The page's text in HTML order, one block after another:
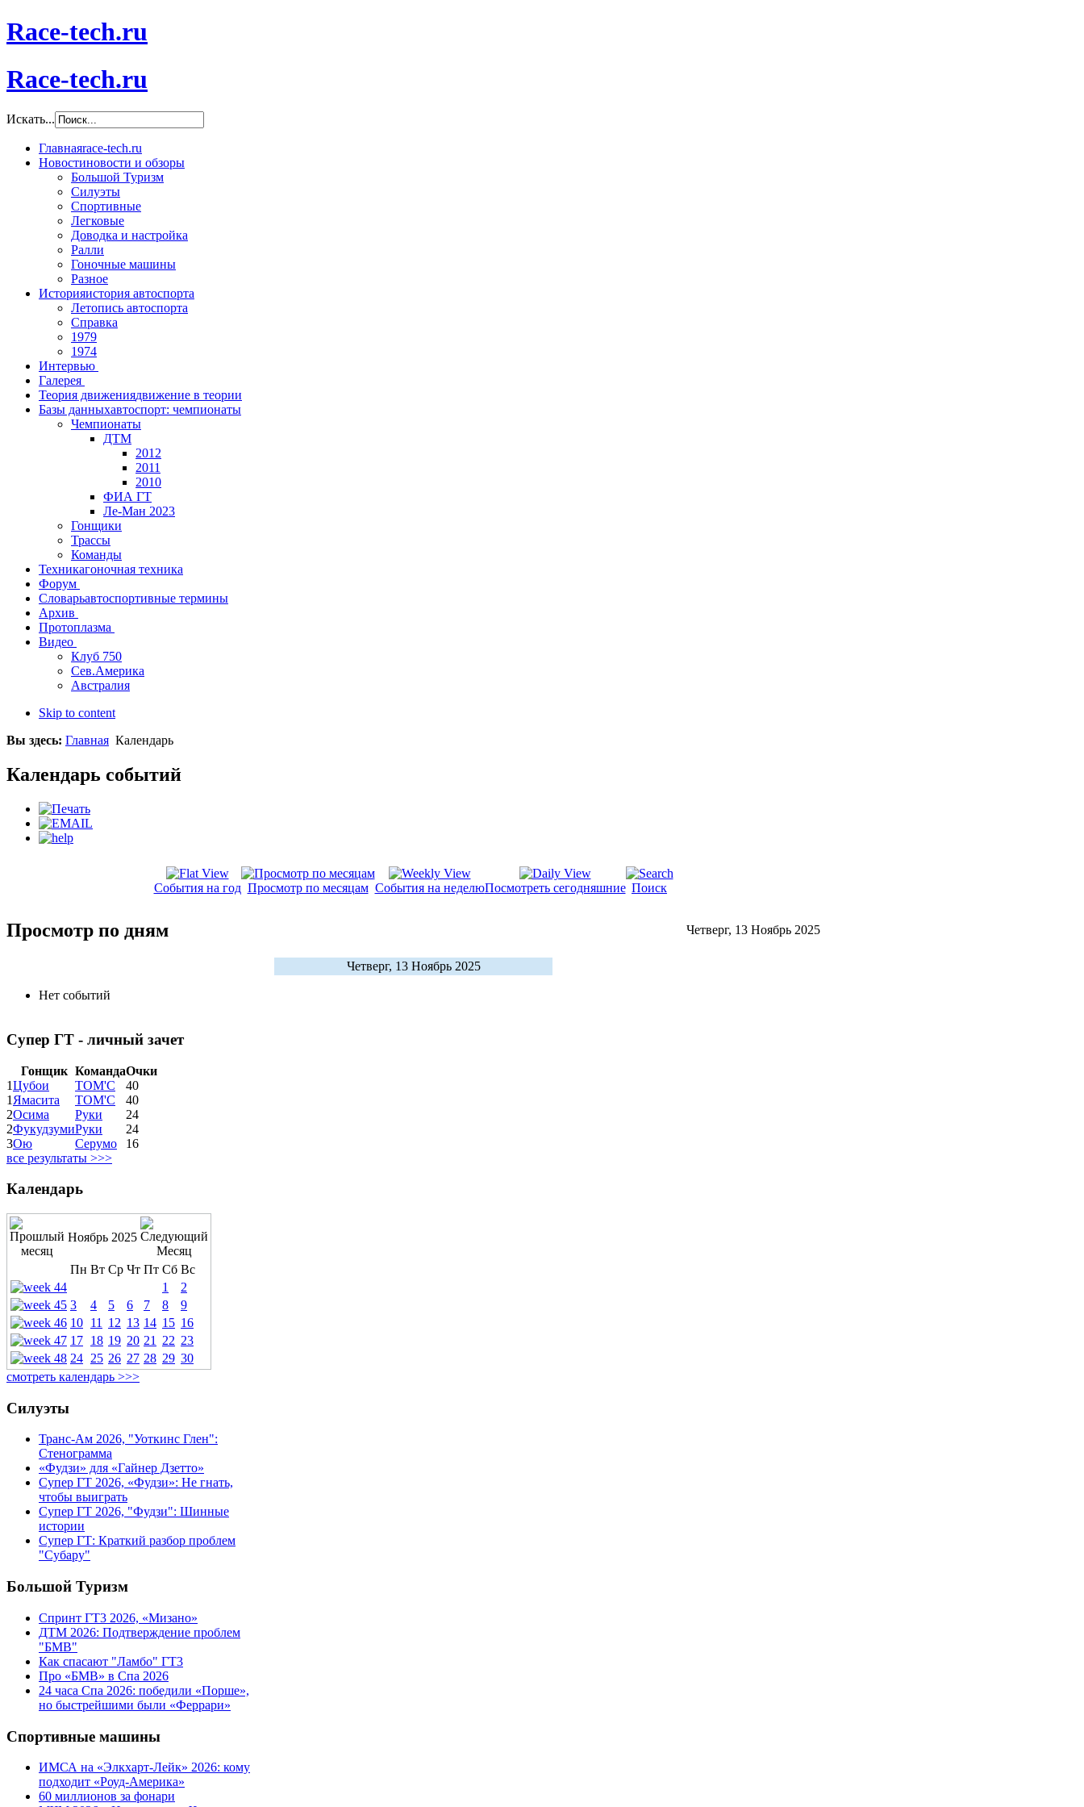
Race-tech.ru
Race-tech.ru
Искать...
Главнаяrace-tech.ru
Новостиновости и обзоры
Большой Туризм
Силуэты
Спортивные
Легковые
Доводка и настройка
Ралли
Гоночные машины
Разное
Историяистория автоспорта
Летопись автоспорта
Справка
1979
1974
Интервью
Галерея
Теория движениядвижение в теории
Базы данныхавтоспорт: чемпионаты
Чемпионаты
ДТМ
2012
2011
2010
ФИА ГТ
Ле-Ман 2023
Гонщики
Трассы
Команды
Техникагоночная техника
Форум
Словарьавтоспортивные термины
Архив
Протоплазма
Видео
Клуб 750
Сев.Америка
Австралия
Skip to content
Вы здесь: Главная Календарь
Календарь событий
События на год Просмотр по месяцам События на неделюПосмотреть сегодняшние Поиск
Просмотр по дням Четверг, 13 Ноябрь 2025
Четверг, 13 Ноябрь 2025
Нет событий
Супер ГТ - личный зачет
Гонщик КомандаОчки
1Цубои ТОМ'С
40
1 Ямасита ТОМ'С
40
2Осима Руки
24
2ФукудзумиРуки
24
3Ою Серумо
16
все результаты >>>
Календарь
Ноябрь 2025
Пн Вт Ср Чт Пт Сб Вс
1
2
3
4 5 6 7 8
9
10 11 12 13 14 15 16
17 18 19 20 21 22 23
24 25 26 27 28 29 30
смотреть календарь >>>
Силуэты
Транс-Ам 2026, "Уоткинс Глен":
Стенограмма
«Фудзи» для «Гайнер Дзетто»
Супер ГТ 2026, «Фудзи»: Не гнать,
чтобы выиграть
Супер ГТ 2026, "Фудзи": Шинные
истории
Супер ГТ: Краткий разбор проблем
"Субару"
Большой Туризм
Спринт ГТ3 2026, «Мизано»
ДТМ 2026: Подтверждение проблем
"БМВ"
Как спасают "Ламбо" ГТ3
Про «БМВ» в Спа 2026
24 часа Спа 2026: победили «Порше»,
но быстрейшими были «Феррари»
Спортивные машины
ИМСА на «Элкхарт-Лейк» 2026: кому
подходит «Роуд-Америка»
60 миллионов за фонари